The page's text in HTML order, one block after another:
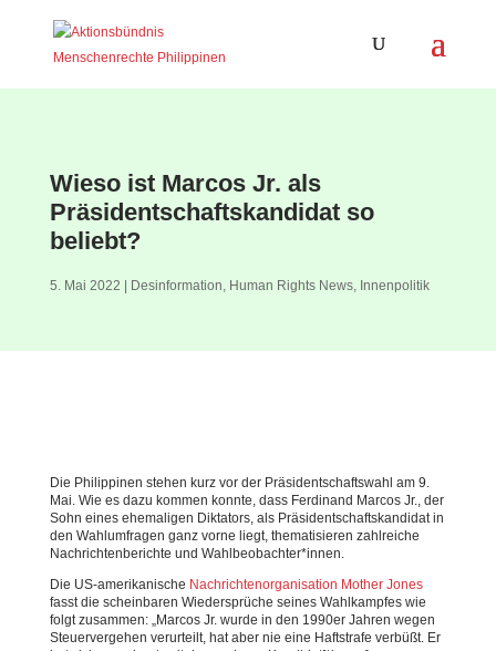
Wieso ist Marcos Jr. als
Präsidentschaftskandidat so
beliebt?
5. Mai 2022 Desinformation, Human Rights News, Innenpolitik
Die Philippinen stehen kurz vor der Präsidentschaftswahl am 9.
Mai. Wie es dazu kommen konnte, dass Ferdinand Marcos Jr., der
Sohn eines ehemaligen Diktators, als Präsidentschaftskandidat in
den Wahlumfragen ganz vorne liegt, thematisieren zahlreiche
Nachrichtenberichte und Wahlbeobachter*innen.
Die US-amerikanische Nachrichtenorganisation Mother Jones
fasst die scheinbaren Wiedersprüche seines Wahlkampfes wie
folgt zusammen: „Marcos Jr. wurde in den 1990er Jahren wegen
Steuervergehen verurteilt, hat aber nie eine Haftstrafe verbüßt. Er